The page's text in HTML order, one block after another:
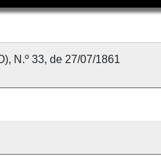
N.º 33, de 27/07/1861